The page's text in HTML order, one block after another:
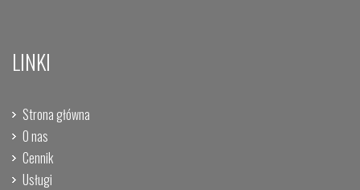
LINKI
Strona główna
O nas
Cennik
Usługi